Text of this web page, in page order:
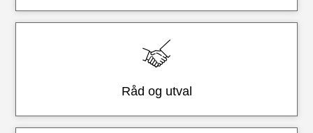
Råd og utval